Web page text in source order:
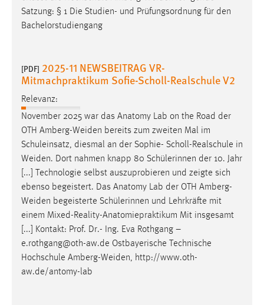
Satzung: § 1 Die Studien- und Prüfungsordnung für den
Bachelorstudiengang
[PDF] 2025-11 NEWSBEITRAG VR-
Mitmachpraktikum Sofie-Scholl-Realschule V2
Relevanz:
November 2025 war das Anatomy Lab on the Road der
OTH Amberg-Weiden bereits zum zweiten Mal im
Schuleinsatz, diesmal an der Sophie- Scholl-Realschule in
Weiden. Dort nahmen knapp 80 Schülerinnen der 10. Jahr
[...] Technologie selbst auszuprobieren und zeigte sich
ebenso begeistert. Das Anatomy Lab der OTH Amberg-
Weiden begeisterte Schülerinnen und Lehrkräfte mit
einem Mixed-Reality-Anatomiepraktikum Mit insgesamt
[...] Kontakt: Prof. Dr.- Ing. Eva Rothgang –
e.rothgang@oth-aw.de Ostbayerische Technische
Hochschule Amberg-Weiden, http://www.oth-
aw.de/antomy-lab